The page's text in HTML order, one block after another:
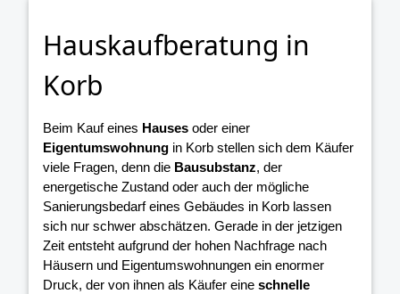
Hauskaufberatung in
Korb
Beim Kauf eines Hauses oder einer
Eigentumswohnung in Korb stellen sich dem Käufer
viele Fragen, denn die Bausubstanz, der
energetische Zustand oder auch der mögliche
Sanierungsbedarf eines Gebäudes in Korb lassen
sich nur schwer abschätzen. Gerade in der jetzigen
Zeit entsteht aufgrund der hohen Nachfrage nach
Häusern und Eigentumswohnungen ein enormer
Druck, der von ihnen als Käufer eine schnelle